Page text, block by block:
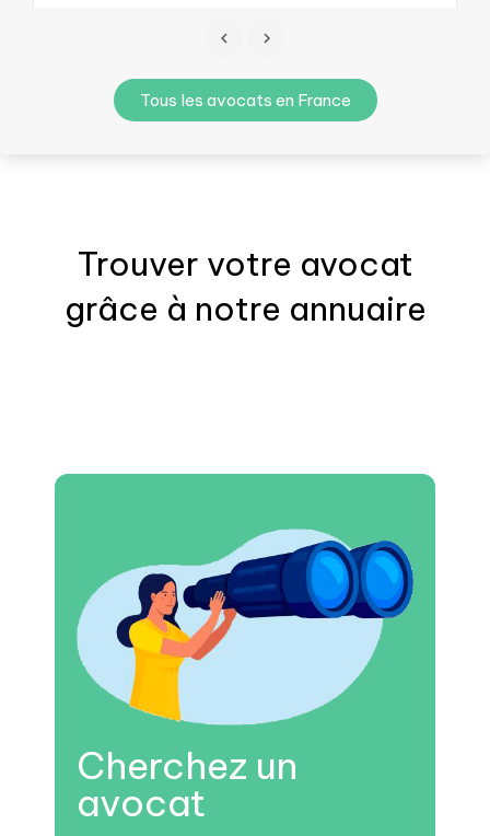
Tous les avocats en France
Trouver votre avocat
grâce à notre annuaire
Cherchez un
avocat